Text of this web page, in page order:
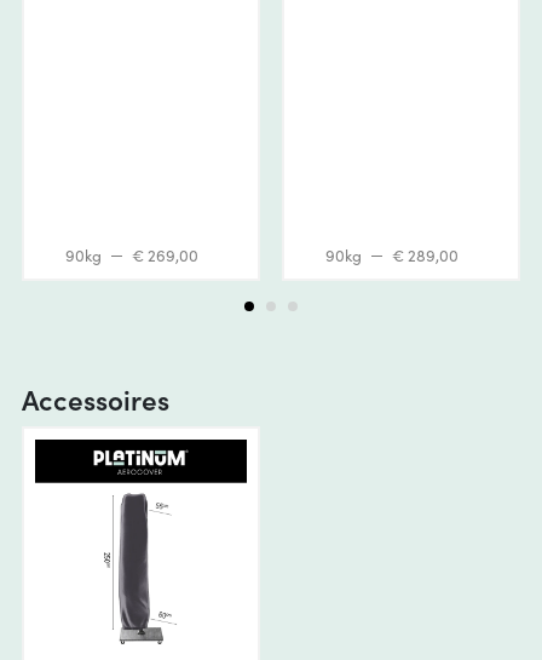
90kg € 269,00 90kg € 289,00
Accessoires